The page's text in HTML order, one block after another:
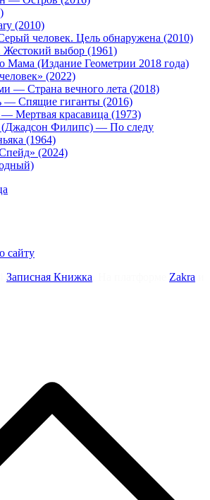
(2010)
человек. Цель обнаружена (2010)
выбор (1961)
(Издание Геометрии 2018 года)
(2022)
— Страна вечного лета (2018)
— Спящие гиганты (2016)
Мертвая красавица (1973)
(Джадсон Филипс) — По следу
(1964)
(2024)
сайту
Записная Книжка Zakra